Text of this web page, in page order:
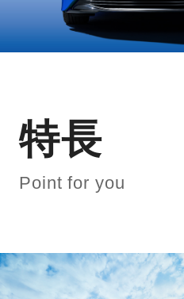
特長
Point for you